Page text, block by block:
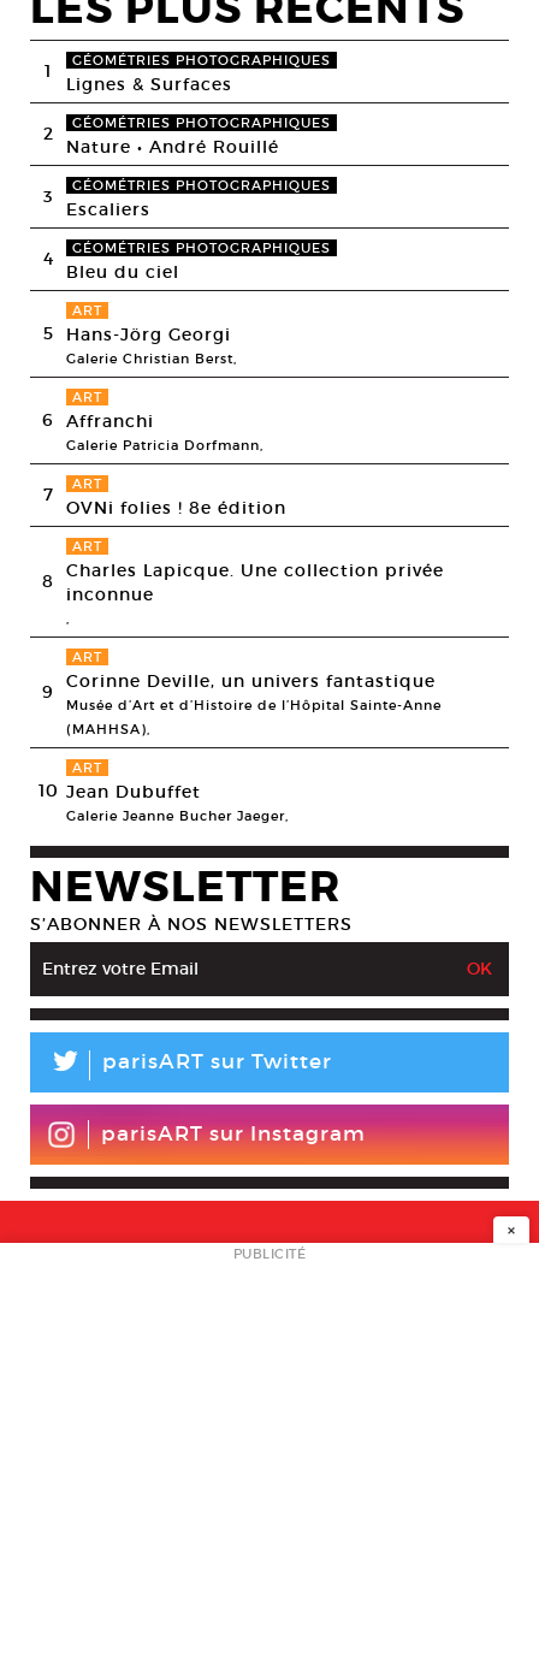
1 GÉOMÉTRIES PHOTOGRAPHIQUES
Lignes & Surfaces
2 GÉOMÉTRIES PHOTOGRAPHIQUES
Nature • André Rouillé
3 GÉOMÉTRIES PHOTOGRAPHIQUES
Escaliers
4 GÉOMÉTRIES PHOTOGRAPHIQUES
Bleu du ciel
5
ART
Hans-Jörg Georgi
Galerie Christian Berst,
6
ART
Affranchi
Galerie Patricia Dorfmann,
7 ART
OVNi folies ! 8e édition
8
ART
Charles Lapicque. Une collection privée
inconnue
,
9
ART
Corinne Deville, un univers fantastique
Musée d’Art et d’Histoire de l’Hôpital Sainte-Anne
(MAHHSA),
10
ART
Jean Dubuffet
Galerie Jeanne Bucher Jaeger,
NEWSLETTER
S’ABONNER À NOS NEWSLETTERS
L parisART sur Twitter
parisART sur Instagram
NEWSLETTER
×
PUBLICITÉ